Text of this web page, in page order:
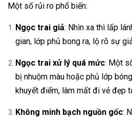
Một số rủi ro phổ biến:
Ngọc trai giả: Nhìn xa thì lấp
gian, lớp phủ bong ra, lộ rõ sự
Ngọc trai xử lý quá mức: Một
bị nhuộm màu hoặc phủ lớp
khuyết điểm, làm mất đi vẻ đẹp
Không minh bạch nguồn gốc: